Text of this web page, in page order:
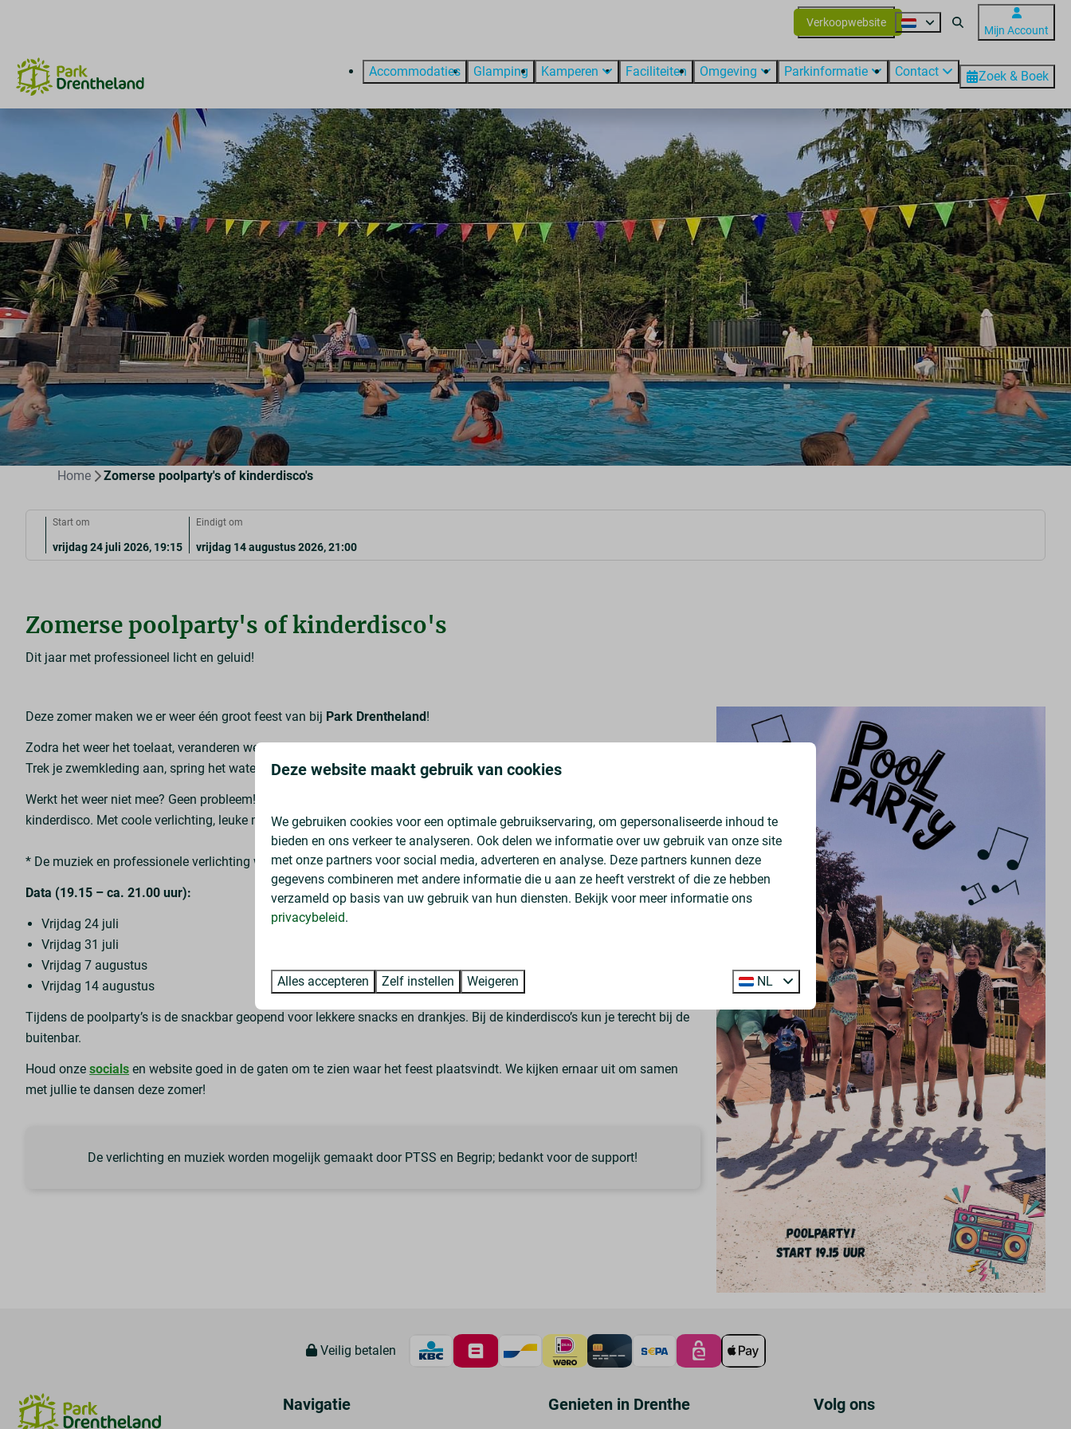
Verkoopwebsite
Mijn Account
Accommodaties Glamping Kamperen Faciliteiten Omgeving Parkinformatie Contact Zoek & Boek
Home Zomerse poolparty's of kinderdisco's
Start om
vrijdag 24 juli 2026, 19:15
Eindigt om
vrijdag 14 augustus 2026, 21:00
Zomerse poolparty's of kinderdisco's
Dit jaar met professioneel licht en geluid!
Deze zomer maken we er weer één groot feest van bij Park Drentheland!
Zodra het weer het toelaat, veranderen we het zwembad in een spetterende poolparty vol *muziek, licht en dansplezier.
Trek je zwemkleding aan, spring het water in en dans mee met je vrienden tijdens onze gezellige zomeravonden.
Werkt het weer niet mee? Geen probleem! Dan verplaatsen we het feest naar binnen en organiseren we een overdekte
kinderdisco. Met coole verlichting, leuke muziek en volop dansplezier maken we er ook dan een topavond van.
* De muziek en professionele verlichting wordt mogelijk gemaakt doorPTSS en Begrip
Data (19.15 – ca. 21.00 uur):
Vrijdag 24 juli
Vrijdag 31 juli
Vrijdag 7 augustus
Vrijdag 14 augustus
Tijdens de poolparty’s is de snackbar geopend voor lekkere snacks en drankjes. Bij de kinderdisco’s kun je terecht bij de
buitenbar.
Houd onzesocials en website goed in de gaten om te zien waar het feest plaatsvindt. We kijken ernaar uit om samen
met jullie te dansen deze zomer!
De verlichting en muziek worden mogelijk gemaakt door PTSS en Begrip; bedankt voor de support!
Veilig betalen
Navigatie Genieten in Drenthe Volg ons
Deze website maakt gebruik van cookies
We gebruiken cookies voor een optimale gebruikservaring, om gepersonaliseerde inhoud te
bieden en ons verkeer te analyseren. Ook delen we informatie over uw gebruik van onze site
met onze partners voor social media, adverteren en analyse. Deze partners kunnen deze
gegevens combineren met andere informatie die u aan ze heeft verstrekt of die ze hebben
verzameld op basis van uw gebruik van hun diensten. Bekijk voor meer informatie ons
privacybeleid.
Alles accepteren Zelf instellen Weigeren NL